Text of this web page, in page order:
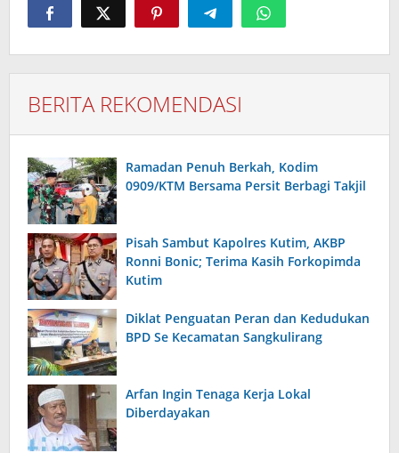
BERITA REKOMENDASI
Ramadan Penuh Berkah, Kodim
0909/KTM Bersama Persit Berbagi Takjil
Pisah Sambut Kapolres Kutim, AKBP
Ronni Bonic; Terima Kasih Forkopimda
Kutim
Diklat Penguatan Peran dan Kedudukan
BPD Se Kecamatan Sangkulirang
Arfan Ingin Tenaga Kerja Lokal
Diberdayakan